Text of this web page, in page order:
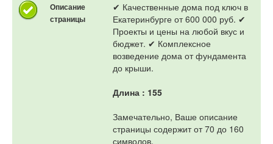
Описание
страницы
✔ Качественные дома под ключ в
Екатеринбурге от 600 000 руб. ✔
Проекты и цены на любой вкус и
бюджет. ✔ Комплексное
возведение дома от фундамента
до крыши.
Длина : 155
Замечательно, Ваше описание
страницы содержит от 70 до 160
символов.